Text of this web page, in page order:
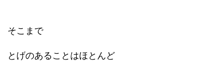
そこまで
とげのあることはほとんど